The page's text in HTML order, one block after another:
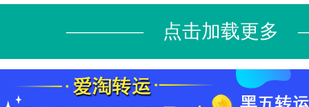
———— 点击加载更